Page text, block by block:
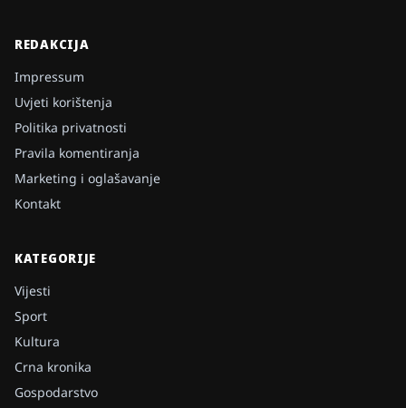
REDAKCIJA
Impressum
Uvjeti korištenja
Politika privatnosti
Pravila komentiranja
Marketing i oglašavanje
Kontakt
KATEGORIJE
Vijesti
Sport
Kultura
Crna kronika
Gospodarstvo